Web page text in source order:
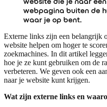
webpagina buiten de
waar je op bent.
Externe links zijn een belangrijk
website helpen om hoger te
zoekmachines. In dit artikel
hoe je ze kunt gebruiken om de
verbeteren. We geven ook een
naar je website kunt krijgen.
Wat zijn externe links en